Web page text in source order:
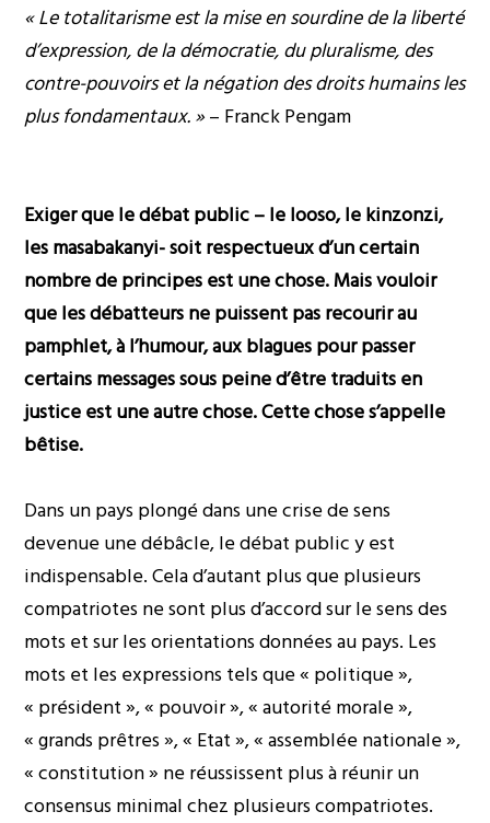
« Le totalitarisme est la mise en sourdine de la liberté
d’expression, de la démocratie, du pluralisme, des
contre-pouvoirs et la négation des droits humains les
plus fondamentaux. »– Franck Pengam
Exiger que le débat public – le looso, le kinzonzi,
les masabakanyi- soit respectueux d’un certain
nombre de principes est une chose. Mais vouloir
que les débatteurs ne puissent pas recourir au
pamphlet, à l’humour, aux blagues pour passer
certains messages sous peine d’être traduits en
justice est une autre chose. Cette chose s’appelle
bêtise.
Dans un pays plongé dans une crise de sens
devenue une débâcle, le débat public y est
indispensable. Cela d’autant plus que plusieurs
compatriotes ne sont plus d’accord sur le sens des
mots et sur les orientations données au pays. Les
mots et les expressions tels que « politique »,
« président », « pouvoir », « autorité morale »,
« grands prêtres », « Etat », « assemblée nationale »,
« constitution » ne réussissent plus à réunir un
consensus minimal chez plusieurs compatriotes.